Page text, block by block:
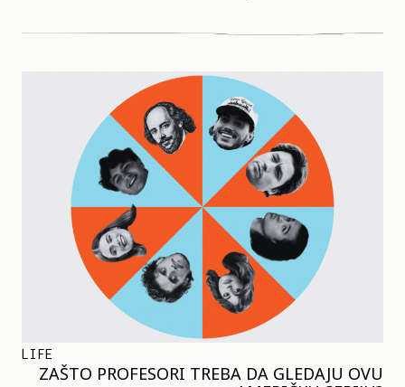
LIFE
ZAŠTO PROFESORI TREBA DA GLEDAJU OVU